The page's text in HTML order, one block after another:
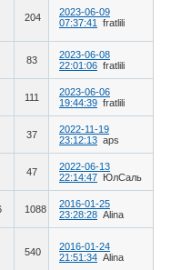
204
2023-06-09
07:37:41
fratlili
83
2023-06-08
22:01:06 fratlili
111
2023-06-06
19:44:39 fratlili
37
2022-11-19
23:12:13 aps
47
2022-06-13
22:14:47
ЮлСаль
1088
2016-01-25
23:28:28 Alina
540
2016-01-24
21:51:34 Alina